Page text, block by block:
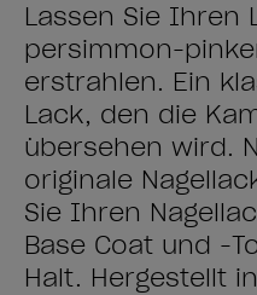
Lassen Sie Ihren
persimmon-
erstrahlen. Ein
Lack, den die
übersehen wird.
originale
Sie Ihren
Base Coat und -
Halt. Hergestellt